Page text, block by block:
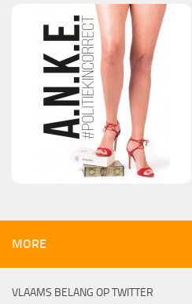
MORE
VLAAMS BELANG OP TWITTER